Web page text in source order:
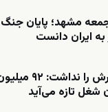
مشهد؛ پایان جنگ
ایران دانست
حسابی که کسی